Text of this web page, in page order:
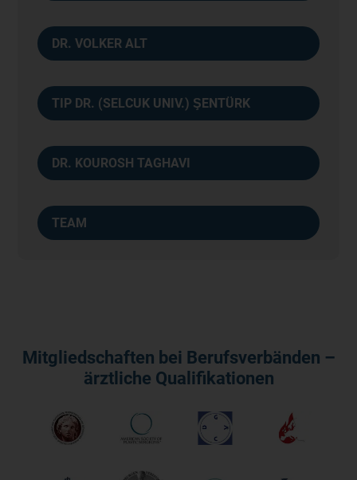
DR. VOLKER ALT
TIP DR. (SELCUK UNIV.) ŞENTÜRK
DR. KOUROSH TAGHAVI
TEAM
Mitgliedschaften bei Berufsverbänden –
ärztliche Qualifikationen